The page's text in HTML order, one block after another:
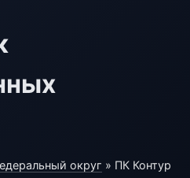
округ » ПК Контур